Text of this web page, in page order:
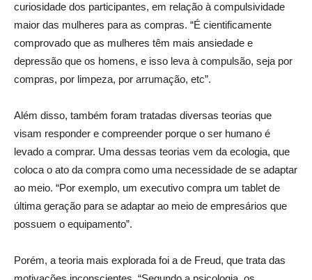
curiosidade dos participantes, em relação à compulsividade
maior das mulheres para as compras. “É cientificamente
comprovado que as mulheres têm mais ansiedade e
depressão que os homens, e isso leva à compulsão, seja por
compras, por limpeza, por arrumação, etc”.
Além disso, também foram tratadas diversas teorias que
visam responder e compreender porque o ser humano é
levado a comprar. Uma dessas teorias vem da ecologia, que
coloca o ato da compra como uma necessidade de se adaptar
ao meio. “Por exemplo, um executivo compra um tablet de
última geração para se adaptar ao meio de empresários que
possuem o equipamento”.
Porém, a teoria mais explorada foi a de Freud, que trata das